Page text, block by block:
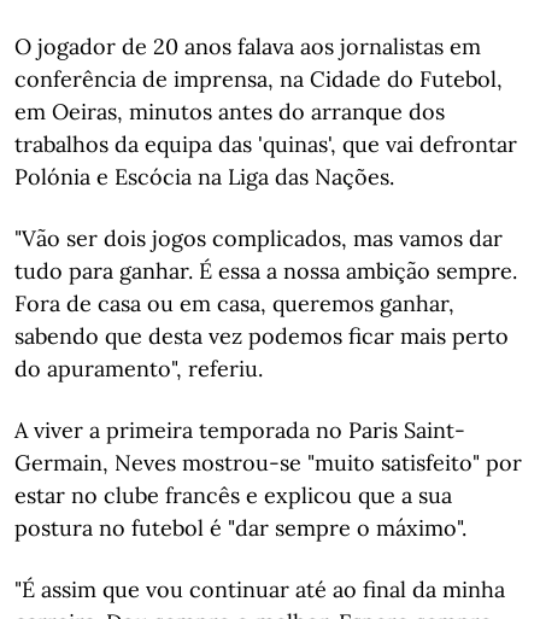
O jogador de 20 anos falava aos jornalistas em
conferência de imprensa, na Cidade do Futebol,
em Oeiras, minutos antes do arranque dos
trabalhos da equipa das 'quinas', que vai defrontar
Polónia e Escócia na Liga das Nações.
"Vão ser dois jogos complicados, mas vamos dar
tudo para ganhar. É essa a nossa ambição sempre.
Fora de casa ou em casa, queremos ganhar,
sabendo que desta vez podemos ficar mais perto
do apuramento", referiu.
A viver a primeira temporada no Paris Saint-
Germain, Neves mostrou-se "muito satisfeito" por
estar no clube francês e explicou que a sua
postura no futebol é "dar sempre o máximo".
"É assim que vou continuar até ao final da minha